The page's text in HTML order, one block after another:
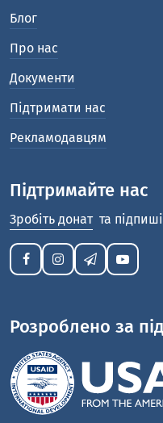
Блог
Про нас
Документи
Підтримати нас
Рекламодавцям
Підтримайте нас
Зробіть донат та
Розроблено за